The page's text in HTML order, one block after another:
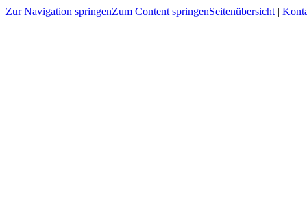
Zur Navigation springenZum Content springenSeitenübersicht |